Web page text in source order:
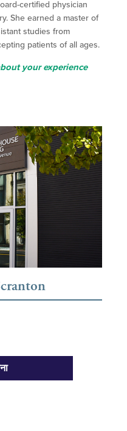
certified physician
She earned a master of
studies from
patients of all ages.
your experience